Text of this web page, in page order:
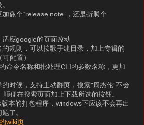
像个“release note”，还是折腾个
适应google的页面改动
的规则，可以按歌手建目录，加上专辑的
配置）
命令名称和批处理CLI的参数名称，更加
时候，支持主动翻页，搜索“周杰伦”不会
顺便在搜索页面加上下载所选的按钮。
本的打包程序，windows下应该不会再出
了。
wiki页